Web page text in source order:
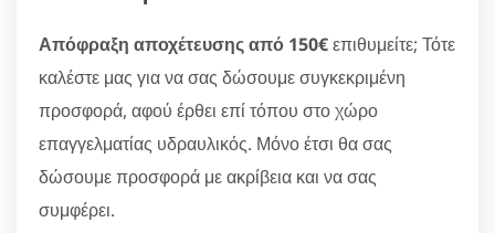
Απόφραξη αποχέτευσης από 150€επιθυμείτε; Τότε
καλέστε μας για να σας δώσουμε συγκεκριμένη
προσφορά, αφού έρθει επί τόπου στο χώρο
επαγγελματίας υδραυλικός. Μόνο έτσι θα σας
δώσουμε προσφορά με ακρίβεια και να σας
συμφέρει.